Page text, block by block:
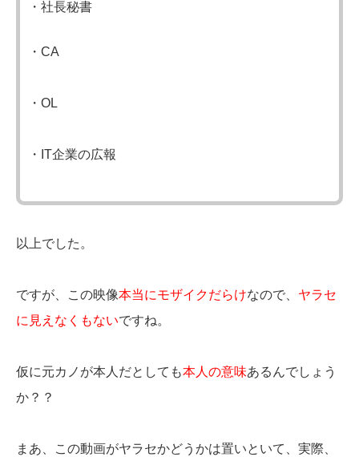
・社長秘書
・CA
・OL
・IT企業の広報
以上でした。
ですが、この映像本当にモザイクだらけなので、 ヤラセ
に見えなくもないですね。
仮に元カノが本人だとしても本人の意味あるんでしょう
か？？
まあ、この動画がヤラセかどうかは置いといて、実際、